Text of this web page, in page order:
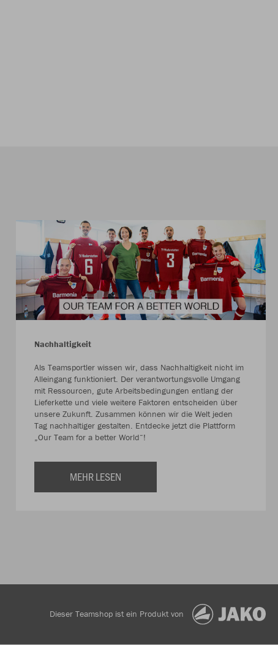
Nachhaltigkeit
Als Teamsportler wissen wir, dass Nachhaltigkeit nicht im
Alleingang funktioniert. Der verantwortungsvolle Umgang
mit Ressourcen, gute Arbeitsbedingungen entlang der
Lieferkette und viele weitere Faktoren entscheiden über
unsere Zukunft. Zusammen können wir die Welt jeden
Tag nachhaltiger gestalten. Entdecke jetzt die Plattform
„Our Team for a better World“!
MEHR LESEN
Dieser Teamshop ist ein Produkt von